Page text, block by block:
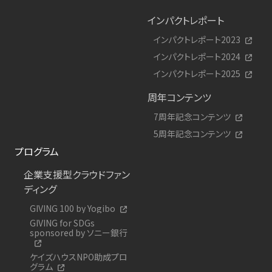
インパクトレポート
インパクトレポート2023
インパクトレポート2024
インパクトレポート2025
周年コンテンツ
7周年記念コンテンツ
5周年記念コンテンツ
プログラム
企業支援型クラウドファン
ディング
GIVING 100 by Yogibo
GIVING for SDGs
sponsored by ソニー銀行
ケイズハウスNPO助成プロ
グラム